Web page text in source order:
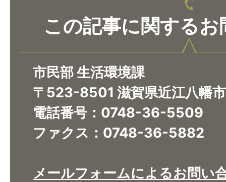
この記事に関するお
市民部 生活環境課
〒523-8501 滋賀県近江八幡
電話番号：0748-36-5509
ファクス：0748-36-5882
メールフォームによるお問い